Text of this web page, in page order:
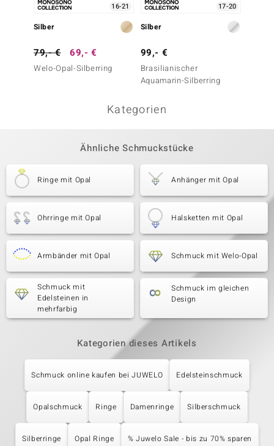
16-21
Silber
79,- € 69,- €
Welo-Opal-Silberring
17-20
Silber
99,- €
Brasilianischer
Aquamarin-Silberring
Kategorien
Ähnliche Schmuckstücke
Ringe mit Opal Anhänger mit Opal
Ohrringe mit Opal Halsketten mit Opal
Armbänder mit Opal Schmuck mit Welo-Opal
Schmuck mit
Edelsteinen in
mehrfarbig
Schmuck im gleichen
Design
Kategorien dieses Artikels
Schmuck online kaufen bei JUWELO Edelsteinschmuck
Opalschmuck Ringe Damenringe Silberschmuck
Silberringe Opal Ringe % Juwelo Sale - bis zu 70% sparen